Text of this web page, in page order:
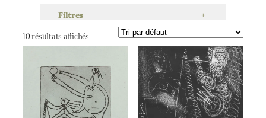
Filtres +
10 résultats affichés